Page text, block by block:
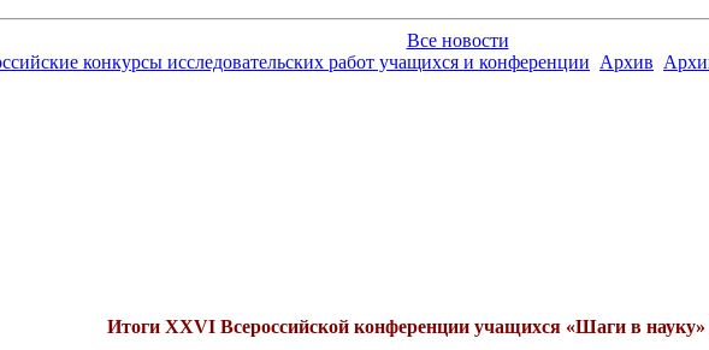
Все новости
конкурсы исследовательских работ учащихся и конференции Архив
Итоги XXVI Всероссийской конференции учащихся «Шаги в науку»